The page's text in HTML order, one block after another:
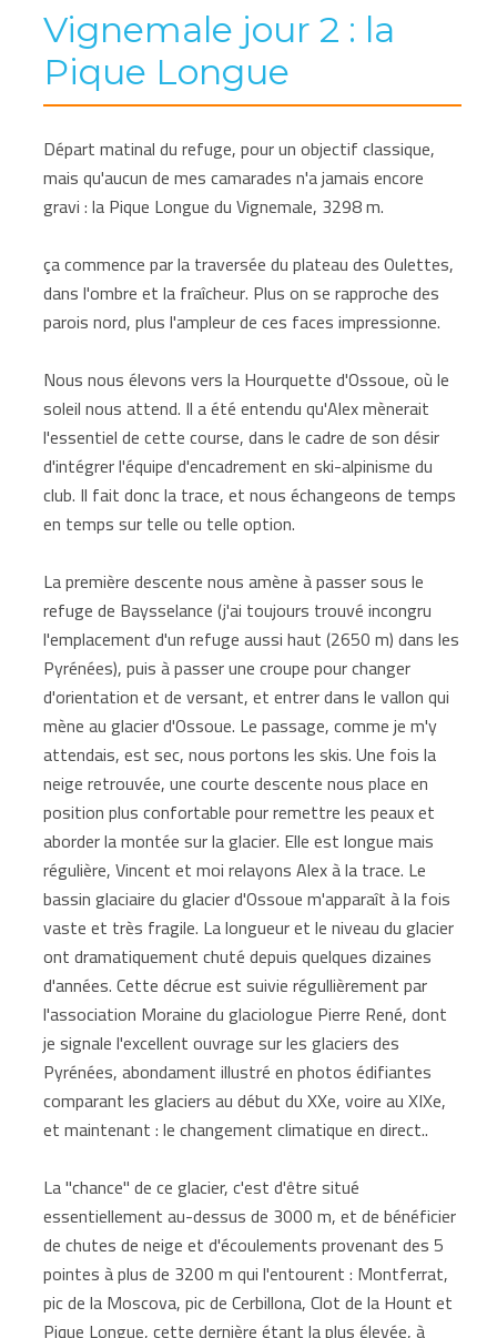
Vignemale jour 2 : la
Pique Longue
Départ matinal du refuge, pour un objectif classique,
mais qu'aucun de mes camarades n'a jamais encore
gravi : la Pique Longue du Vignemale, 3298 m.
ça commence par la traversée du plateau des Oulettes,
dans l'ombre et la fraîcheur. Plus on se rapproche des
parois nord, plus l'ampleur de ces faces impressionne.
Nous nous élevons vers la Hourquette d'Ossoue, où le
soleil nous attend. Il a été entendu qu'Alex mènerait
l'essentiel de cette course, dans le cadre de son désir
d'intégrer l'équipe d'encadrement en ski-alpinisme du
club. Il fait donc la trace, et nous échangeons de temps
en temps sur telle ou telle option.
La première descente nous amène à passer sous le
refuge de Baysselance (j'ai toujours trouvé incongru
l'emplacement d'un refuge aussi haut (2650 m) dans les
Pyrénées), puis à passer une croupe pour changer
d'orientation et de versant, et entrer dans le vallon qui
mène au glacier d'Ossoue. Le passage, comme je m'y
attendais, est sec, nous portons les skis. Une fois la
neige retrouvée, une courte descente nous place en
position plus confortable pour remettre les peaux et
aborder la montée sur la glacier. Elle est longue mais
régulière, Vincent et moi relayons Alex à la trace. Le
bassin glaciaire du glacier d'Ossoue m'apparaît à la fois
vaste et très fragile. La longueur et le niveau du glacier
ont dramatiquement chuté depuis quelques dizaines
d'années. Cette décrue est suivie régullièrement par
l'association Moraine du glaciologue Pierre René, dont
je signale l'excellent ouvrage sur les glaciers des
Pyrénées, abondament illustré en photos édifiantes
comparant les glaciers au début du XXe, voire au XIXe,
et maintenant : le changement climatique en direct..
La "chance" de ce glacier, c'est d'être situé
essentiellement au-dessus de 3000 m, et de bénéficier
de chutes de neige et d'écoulements provenant des 5
pointes à plus de 3200 m qui l'entourent : Montferrat,
pic de la Moscova, pic de Cerbillona, Clot de la Hount et
Pique Longue, cette dernière étant la plus élevée, à